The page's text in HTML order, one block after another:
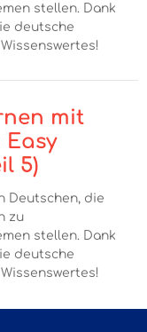
stellen. Dank
deutsche
mit
5)
Deutschen, die
zu
stellen. Dank
deutsche